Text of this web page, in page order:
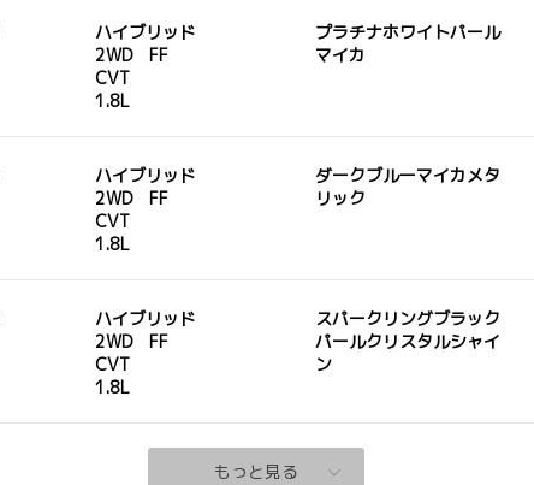
ハイブリッド
2WD FF
CVT
1.8L
プラチナホワイトパール
マイカ
ハイブリッド
2WD FF
CVT
1.8L
ダークブルーマイカメタ
リック
ハイブリッド
2WD FF
CVT
1.8L
スパークリングブラック
パールクリスタルシャイ
ン
もっと見る